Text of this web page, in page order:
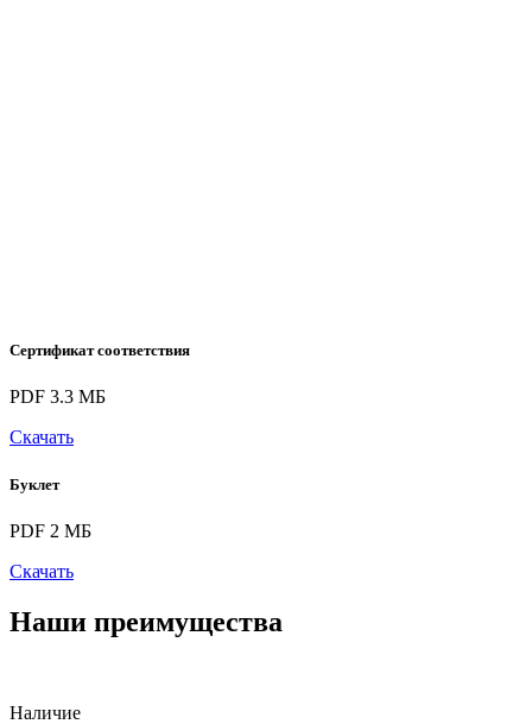
Сертификат соответствия
PDF 3.3 МБ
Скачать
Буклет
PDF 2 МБ
Скачать
Наши преимущества
Наличие